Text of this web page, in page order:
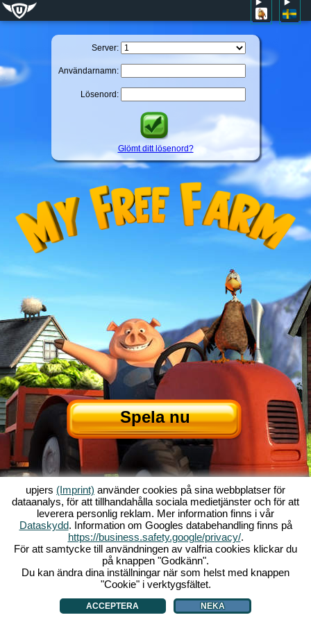
Server:
Användarnamn:
Lösenord:
Glömt ditt lösenord?
Spela nu
Om My Free Farm|Historien bakom webbläsarenspelet|Funktionerna|
GTC Kontakt/Credits|Datasäkerhetspolicy|Regler|Forum| Support|
Google Play|App Store|Webbläsarspel - upjers.com
|Hantera Cookies
upjers (Imprint) använder cookies på sina webbplatser för
dataanalys, för att tillhandahålla sociala medietjänster och för att
leverera personlig reklam. Mer information finns i vår
Dataskydd. Information om Googles databehandling finns på
https://business.safety.google/privacy/.
För att samtycke till användningen av valfria cookies klickar du
på knappen "Godkänn".
Du kan ändra dina inställningar när som helst med knappen
"Cookie" i verktygsfältet.
ACCEPTERA NEKA